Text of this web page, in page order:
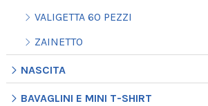
VALIGETTA 60 PEZZI
ZAINETTO
NASCITA
BAVAGLINI E MINI T-SHIRT